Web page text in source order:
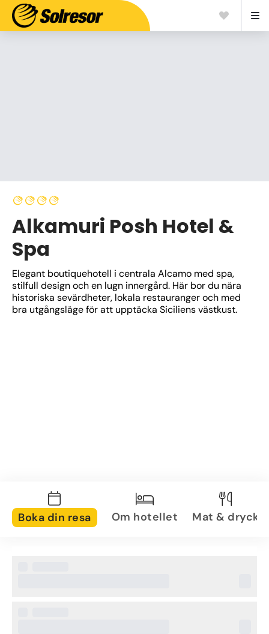
Alkamuri Posh Hotel &
Spa
Elegant boutiquehotell i centrala Alcamo med spa,
stilfull design och en lugn innergård. Här bor du nära
historiska sevärdheter, lokala restauranger och med
bra utgångsläge för att upptäcka Siciliens västkust.
Boka din resa Om hotellet Mat & dryck